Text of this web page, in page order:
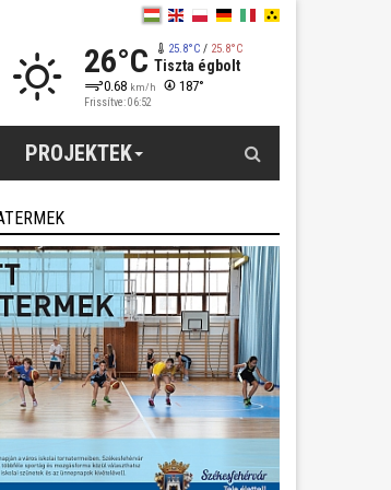
26°C 25.8°C/ 25.8°C
Tiszta égbolt
0.68 km/h 187°
Frissítve: 06:52
PROJEKTEK